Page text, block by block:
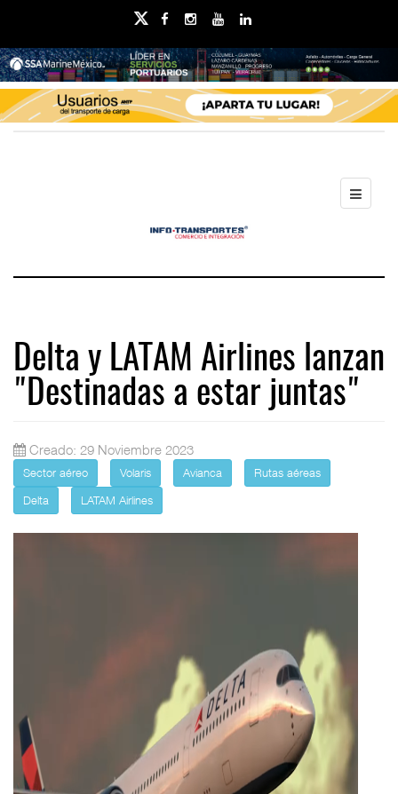
Delta y LATAM Airlines lanzan
"Destinadas a estar juntas"
Creado: 29 Noviembre 2023
Sector aéreo Volaris Avianca
Rutas aéreas
Delta
LATAM Airlines